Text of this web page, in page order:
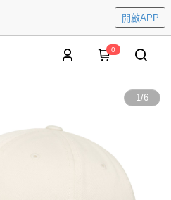
開啟APP
0
1/6